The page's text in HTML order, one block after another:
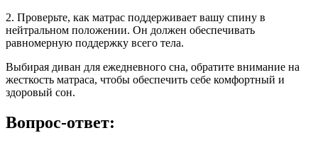
2. Проверьте, как матрас поддерживает вашу спину в
нейтральном положении. Он должен обеспечивать
равномерную поддержку всего тела.
Выбирая диван для ежедневного сна, обратите внимание на
жесткость матраса, чтобы обеспечить себе комфортный и
здоровый сон.
Вопрос-ответ: